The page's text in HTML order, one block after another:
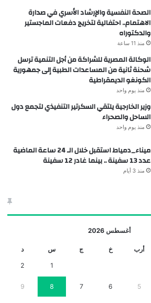
الصحة النفسية والإرشاد الأسري في صدارة
الاهتمام.. احتفالية لتخريج دفعات الماجستير
والدكتوراه
منذ 11 ساعة
الوكالة المصرية للشراكة من أجل التنمية ترسل
شحنة ثانية من المساعدات الطبية إلى جمهورية
الكونغو الديمقراطية
منذ يوم واحد
وزير الخارجية يلتقي السكرتير التنفيذي لتجمع دول
الساحل والصحراء
منذ يوم واحد
ميناء_دمياط استقبل خلال الـ 24 ساعة الماضية
عدد 13 سفينة .. بينما غادر 12 سفينة
منذ 3 أيام
أغسطس 2026
أرب خ ج س د
1
2
5
6
7
8
9